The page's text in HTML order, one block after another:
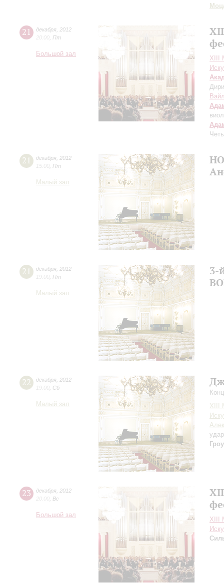
21 декабря 2012
20:00 Пт
Большой зал
XIII
21 декабря 2012
15:00 Пт
Малый зал
21 декабря 2012
19:00 Пт
Малый зал
3-
22 декабря 2012
19:00 Сб
Малый зал
XIII
23 декабря 2012
20:00 Вс
Большой зал
XIII